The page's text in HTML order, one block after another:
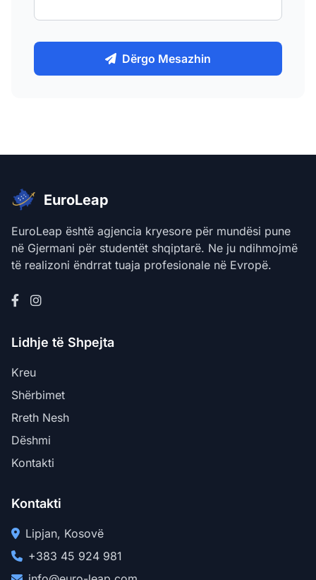
Dërgo Mesazhin
EuroLeap
EuroLeap është agjencia kryesore për mundësi pune
në Gjermani për studentët shqiptarë. Ne ju ndihmojmë
të realizoni ëndrrat tuaja profesionale në Evropë.
Lidhje të Shpejta
Kreu
Shërbimet
Rreth Nesh
Dëshmi
Kontakti
Kontakti
Lipjan, Kosovë
+383 45 924 981